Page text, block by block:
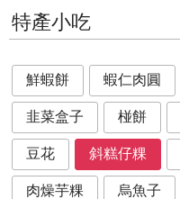
特產小吃
鮮蝦餅 蝦仁肉圓
韭菜盒子 椪餅
豆花 斜糕仔粿
肉燥芋粿 烏魚子